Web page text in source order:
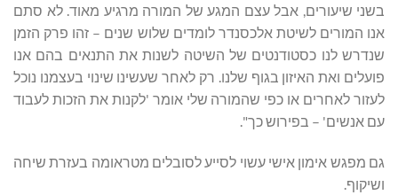
בשני שיעורים, אבל עצם המגע של המורה מרגיע מאוד. לא סתם
אנו המורים לשיטת אלכסנדר לומדים שלוש שנים – זהו פרק הזמן
שנדרש לנו כסטודנטים של השיטה לשנות את התנאים בהם אנו
פועלים ואת האיזון בגוף שלנו. רק לאחר שעשינו שינוי בעצמנו נוכל
לעזור לאחרים או כפי שהמורה שלי אומר 'לקנות את הזכות לעבוד
עם אנשים' – בפירוש כך".
גם מפגש אימון אישי עשוי לסייע לסובלים מטראומה בעזרת שיחה
ושיקוף.